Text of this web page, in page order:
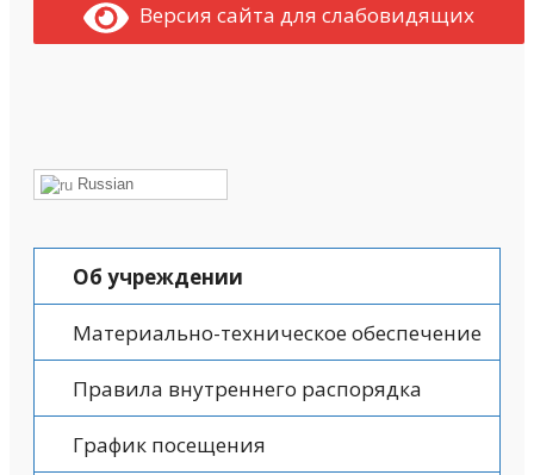
Версия сайта для слабовидящих
Russian
Об учреждении
Материально-техническое обеспечение
Правила внутреннего распорядка
График посещения